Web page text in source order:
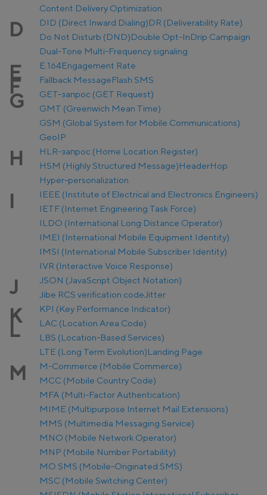
Content Delivery Optimization
D DID (Direct Inward Dialing)DR (Deliverability Rate)
Do Not Disturb (DND)Double Opt-InDrip Campaign
Dual-Tone Multi-Frequency signaling
E E.164Engagement Rate
F Fallback MessageFlash SMS
G
GET-запрос (GET Request)
GMT (Greenwich Mean Time)
GSM (Global System for Mobile Communications)
GeoIP
H
HLR-запрос (Home Location Register)
HSM (Highly Structured Message)HeaderHop
Hyper-personalization
I
IEEE (Institute of Electrical and Electronics Engineers)
IETF (Internet Engineering Task Force)
ILDO (International Long Distance Operator)
IMEI (International Mobile Equipment Identity)
IMSI (International Mobile Subscriber Identity)
IVR (Interactive Voice Response)
J
JSON (JavaScript Object Notation)
Jibe RCS verification codeJitter
K KPI (Key Performance Indicator)
L
LAC (Location Area Code)
LBS (Location-Based Services)
LTE (Long Term Evolution)Landing Page
M
M-Commerce (Mobile Commerce)
MCC (Mobile Country Code)
MFA (Multi-Factor Authentication)
MIME (Multipurpose Internet Mail Extensions)
MMS (Multimedia Messaging Service)
MNO (Mobile Network Operator)
MNP (Mobile Number Portability)
MO SMS (Mobile-Originated SMS)
MSC (Mobile Switching Center)